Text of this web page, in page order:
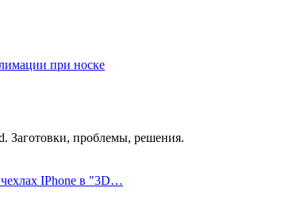
при носке
Заготовки, проблемы, решения.
IPhone в "3D…